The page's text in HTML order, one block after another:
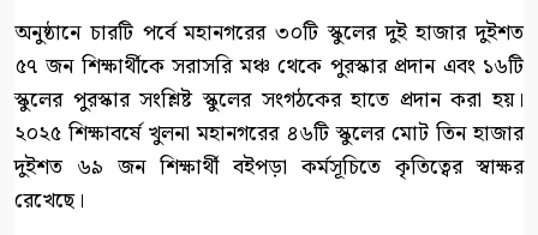
অনুষ্ঠানে চারটি পর্বে মহানগরের ৩০টি স্কুলের দুই হাজার দুইশত
৫৭ জন শিক্ষার্থীকে সরাসরি মঞ্চ থেকে পুরস্কার প্রদান এবং ১৬টি
স্কুলের পুরস্কার সংশ্লিষ্ট স্কুলের সংগঠকের হাতে প্রদান করা হয়।
২০২৫ শিক্ষাবর্ষে খুলনা মহানগরের ৪৬টি স্কুলের মোট তিন হাজার
দুইশত ৬৯ জন শিক্ষার্থী বইপড়া কর্মসূচিতে কৃতিত্বের স্বাক্ষর
রেখেছে।